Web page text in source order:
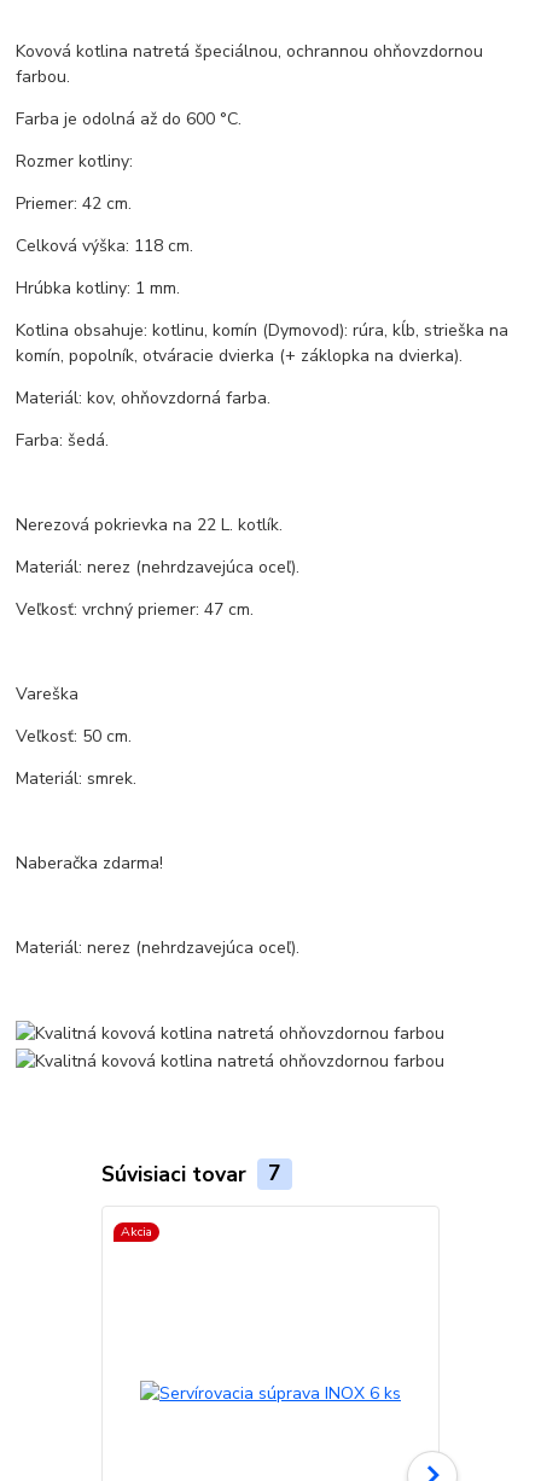
Kovová kotlina natretá špeciálnou, ochrannou ohňovzdornou
farbou.
Farba je odolná až do 600 °C.
Rozmer kotliny:
Priemer: 42 cm.
Celková výška: 118 cm.
Hrúbka kotliny: 1 mm.
Kotlina obsahuje: kotlinu, komín (Dymovod): rúra, kĺb, strieška na
komín, popolník, otváracie dvierka (+ záklopka na dvierka).
Materiál: kov, ohňovzdorná farba.
Farba: šedá.
Nerezová pokrievka na 22 L. kotlík.
Materiál: nerez (nehrdzavejúca oceľ).
Veľkosť: vrchný priemer: 47 cm.
Vareška
Veľkosť: 50 cm.
Materiál: smrek.
Naberačka zdarma!
Materiál: nerez (nehrdzavejúca oceľ).
Súvisiaci tovar 7
Akcia